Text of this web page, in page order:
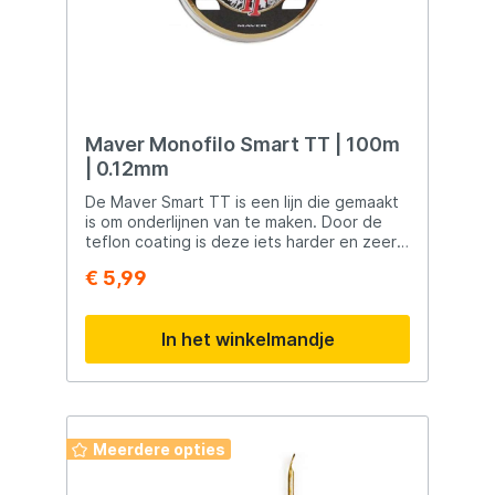
vertegenwoordigt een goede prijs-
kwaliteitverhouding.
Maver Monofilo Smart TT | 100m
| 0.12mm
De Maver Smart TT is een lijn die gemaakt
is om onderlijnen van te maken. Door de
teflon coating is deze iets harder en zeer
Uiteraard is de Maver Smart TT ook
€ 5,99
In het winkelmandje
Meerdere opties